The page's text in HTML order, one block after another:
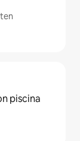
piscina